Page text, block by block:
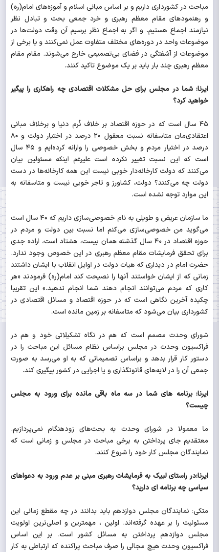
مباحث در کشورداری داریم و بر اساس مبانی اسلام و آموزه‌های امام(ره)
و رهنمودهای مقام معظم رهبری و خرد جمعی بحث و تبادل نظر
نیازمند اجماع هستیم. و اگر به اجماع نظر برسیم آن وقت دولت‌ها در
موضوعات واحد در دوره‌های مختلف متفاوت عمل نمی‌کنند و یا برخی از
موضوعات از آشفتگی در فضای بی‌تصمیمی خارج می‌شوند. مقام مقام
معظم رهبری چند بار باید بر یک موضوع تاکید کنند.
ایرنا: شما در مجلس برای حل مشکلات اقتصادی چه راهکاری را پیگیر
خواهید کرد؟
۴۵ سال است که در حوزه اقتصاد بر خلاف نُرم دنیا و برخلاف مبانی
اعتقادی‌مان متاسفانه نسبت معقول ۲۰ درصد در اختیار دولت و ۸۰
درصد در اختیار مردم و بخش خصوصی را وارانه کرده‌ایم و ۴۵ سال
است که این نسبت تغییر نکرده است علیرغم اینکه مسئولین بیان
می‌کنند که دولت کارخانه‌دار خوبی نیست این همه کارخانه‌ها در دست
دولت چه می‌کنند؟ دولت، کشاورز و تاجر خوبی نیست و متاسفانه به
این موارد توجه نشده است.
ما سازمان عریض و طویلی به نام خصوصی‌سازی داریم که ۴۰ سال است
می‌گوید من خصوصی‌سازی می‌کنم اما نسبت بین دولت و مردم در
حوزه اقتصاد در ۴۰ سال گذشته همان بیست، هشتاد است، اراده جدی
برای تحقق فرمایشات مقام معظم رهبری در این خصوص وجود ندارد.
حضرت امام در دیداری که هیات دولت در اوایل انقلاب با ایشان داشتند
زمانی که از ایشان خواستند آنها را نصیحت کند امام(ره) فرمودند «هر
کاری که مردم می‌توانند انجام دهند شما انجام ندهید.» این تقریبا
چکیده آخرین نگاهی است که در حوزه اقتصاد و مسائل اقتصادی در
کشورداری بیان می‌شود که متاسفانه بر زمین مانده است.
شورای وحدت مصمم است که هم در نگاه تشکیلاتی خود و هم در
فراکسیون وحدت در مجلس براساس نظام مسائل این مباحث را در
دستور کار قرار بدهد و براساس تصمیماتی که به او می‌رسد به صورت
جمعی آن را در لایه‌های قانونگذاری و یا اجرایی در کشور پیگیری کند.
ایرنا: برنامه های شما در سه ماه باقی مانده برای ورود به مجلس
چیست؟
ما معمولا در شورای وحدت به بحث‌های زودهنگام نمی‌پردازیم.
معتقدیم جای پرداختن به برخی مباحث در مجلس و زمانی است که
نمایندگان مجلس کار خود را شروع کنند.
ایرنا:در راستای لبیک به فرمایشات رهبری مبنی بر عدم ورود به دعواهای
سیاسی چه برنامه ای دارید؟
متکی: نمایندگان مجلس دوازدهم باید بدانند در چه مقطع زمانی این
مسئولیت را بر عهده گرفته‌اند. اولین ، مهمترین و اصلی‌ترین اولویت
مجلس دوازدهم پرداختن به مسائل کشور است. بر این اساس
فراکسیون وحدت هیچ مجالی را صرف مباحث پراکنده که ارتباطی به کار